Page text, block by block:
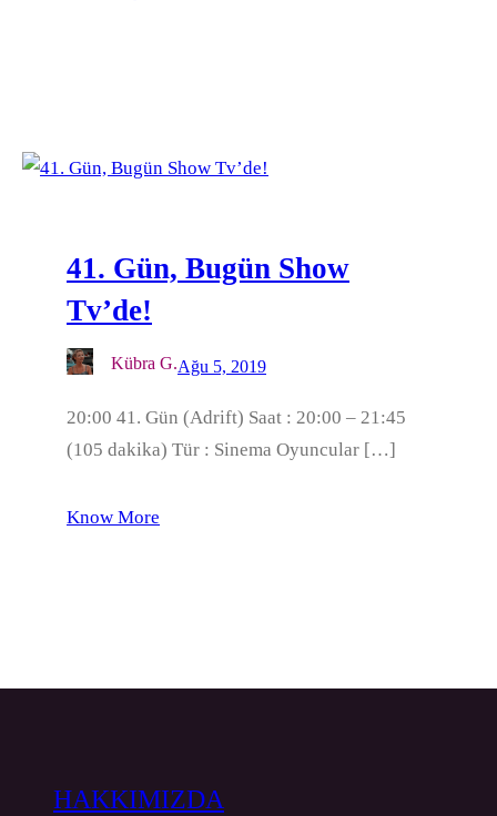
41. Gün, Bugün Show
Tv’de!
Kübra G.Ağu 5, 2019
20:00 41. Gün (Adrift) Saat : 20:00 – 21:45
(105 dakika) Tür : Sinema Oyuncular […]
Know More
HAKKIMIZDA